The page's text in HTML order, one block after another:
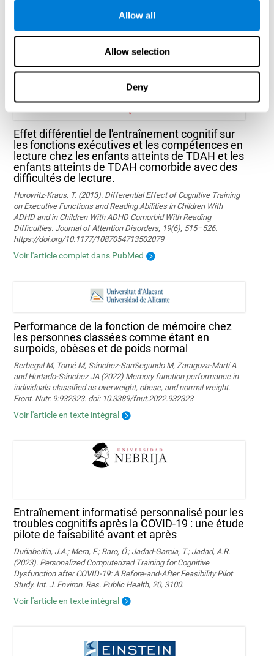
Allow all
Allow selection
Deny
Training Improve Mobility, Enhance Cognition, and Promote Neural
Lire l'article complet
Effet différentiel de l'entraînement cognitif sur
les fonctions exécutives et les compétences en
lecture chez les enfants atteints de TDAH et les
enfants atteints de TDAH comorbide avec des
difficultés de lecture.
Horowitz-Kraus, T. (2013). Differential Effect of Cognitive Training
on Executive Functions and Reading Abilities in Children With
ADHD and in Children With ADHD Comorbid With Reading
Difficulties. Journal of Attention Disorders, 19(6), 515–526.
https://doi.org/10.1177/1087054713502079
Voir l'article complet dans PubMed
Performance de la fonction de mémoire chez
les personnes classées comme étant en
surpoids, obèses et de poids normal
Berbegal M, Tomé M, Sánchez-SanSegundo M, Zaragoza-Martí A
and Hurtado-Sánchez JA (2022) Memory function performance in
individuals classified as overweight, obese, and normal weight.
Front. Nutr. 9:932323. doi: 10.3389/fnut.2022.932323
Voir l'article en texte intégral
Entraînement informatisé personnalisé pour les
troubles cognitifs après la COVID-19 : une étude
pilote de faisabilité avant et après
Duñabeitia, J.A.; Mera, F.; Baro, Ó.; Jadad-Garcia, T.; Jadad, A.R.
(2023). Personalized Computerized Training for Cognitive
Dysfunction after COVID-19: A Before-and-After Feasibility Pilot
Study. Int. J. Environ. Res. Public Health, 20, 3100.
Voir l'article en texte intégral